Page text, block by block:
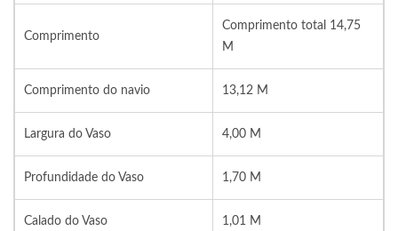
Comprimento
Comprimento total 14,75
M
Comprimento do navio 13,12 M
Largura do Vaso 4,00 M
Profundidade do Vaso 1,70 M
Calado do Vaso 1,01 M